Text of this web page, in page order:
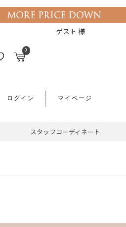
ゲスト 様
0
ログイン マイページ
スタッフコーディネート